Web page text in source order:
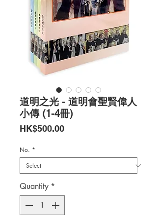
道明之光 - 道明會聖賢偉人
小傳 (1-4冊)
HK$500.00Price
No. *
Quantity *